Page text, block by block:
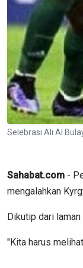
Selebrasi Ali Al
Sahabat.com -
mengalahkan
Dikutip dari
"Kita harus